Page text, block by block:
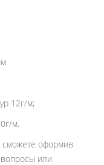
12г/м;
м.
оформив
вопросы или